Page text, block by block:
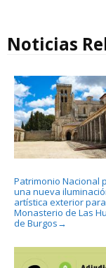
Noticias
Patrimonio Nacional
una nueva
artística exterior
Monasterio de Las
de Burgos →